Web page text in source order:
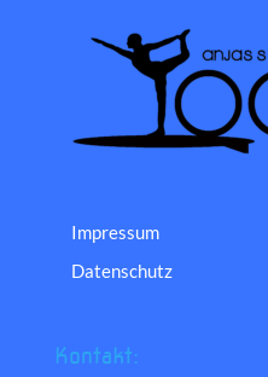
Impressum
Datenschutz
Kontakt: